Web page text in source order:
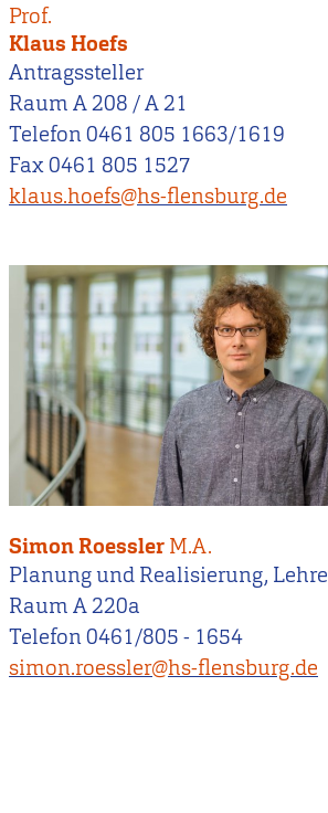
Prof.
Klaus Hoefs
Antragssteller
Raum A 208 / A 21
Telefon 0461 805 1663/1619
Fax 0461 805 1527
klaus.hoefs@hs-flensburg.de
Simon Roessler M.A.
Planung und Realisierung, Lehre
Raum A 220a
Telefon 0461/805 - 1654
simon.roessler@hs-flensburg.de